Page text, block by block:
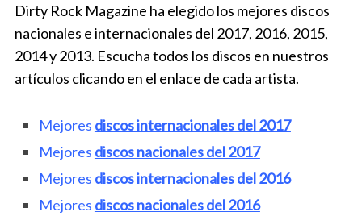
Dirty Rock Magazine ha elegido los mejores discos
nacionales e internacionales del 2017, 2016, 2015,
2014 y 2013. Escucha todos los discos en nuestros
artículos clicando en el enlace de cada artista.
Mejores discos internacionales del 2017
Mejores discos nacionales del 2017
Mejores discos internacionales del 2016
Mejores discos nacionales del 2016